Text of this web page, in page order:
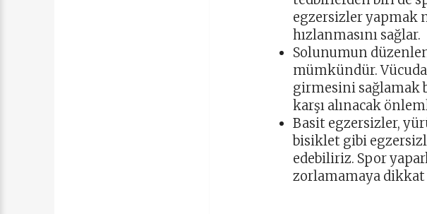
egzersizler yapmak
hızlanmasını sağlar.
Solunumun
mümkündür.
girmesini sağlamak
karşı alınacak
Basit egzersizler,
bisiklet gibi
edebiliriz. Spor
zorlamamaya